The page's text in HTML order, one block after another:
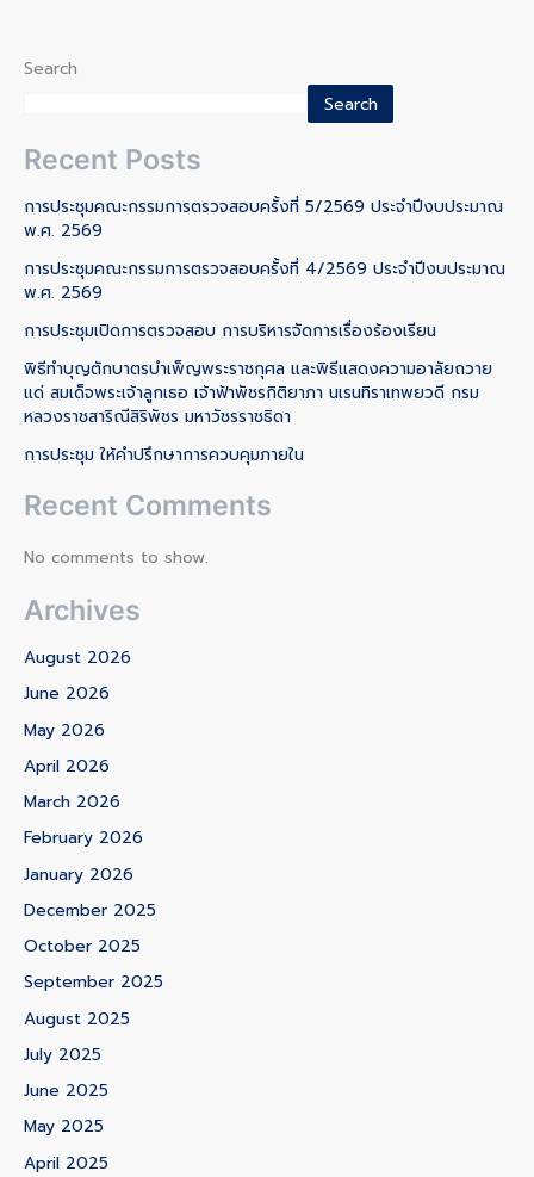
Search
Search
Recent Posts
การประชุมคณะกรรมการตรวจสอบครั้งที่ 5/2569 ประจำปีงบประมาณ
พ.ศ. 2569
การประชุมคณะกรรมการตรวจสอบครั้งที่ 4/2569 ประจำปีงบประมาณ
พ.ศ. 2569
การประชุมเปิดการตรวจสอบ การบริหารจัดการเรื่องร้องเรียน
พิธีทำบุญตักบาตรบำเพ็ญพระราชกุศล และพิธีแสดงความอาลัยถวาย
แด่ สมเด็จพระเจ้าลูกเธอ เจ้าฟ้าพัชรกิติยาภา นเรนทิราเทพยวดี กรม
หลวงราชสาริณีสิริพัชร มหาวัชรราชธิดา
การประชุม ให้คำปรึกษาการควบคุมภายใน
Recent Comments
No comments to show.
Archives
August 2026
June 2026
May 2026
April 2026
March 2026
February 2026
January 2026
December 2025
October 2025
September 2025
August 2025
July 2025
June 2025
May 2025
April 2025